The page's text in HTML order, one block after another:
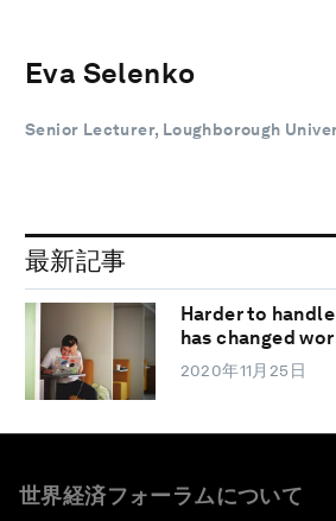
Eva Selenko
Senior Lecturer, Loughborough
最新記事
Harder to
has changed
2020年11月25日
世界経済フォーラムについて